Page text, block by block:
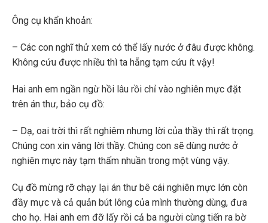
Ông cụ khẩn khoản:
– Các con nghĩ thử xem có thể lấy nước ở đâu được không.
Không cứu được nhiều thì ta hẵng tạm cứu ít vậy!
Hai anh em ngần ngừ hồi lâu rồi chỉ vào nghiên mực đặt
trên án thư, bảo cụ đồ:
– Dạ, oai trời thì rất nghiêm nhưng lời của thầy thì rất trọng.
Chúng con xin vâng lời thầy. Chúng con sẽ dùng nước ở
nghiên mực này tạm thấm nhuần trong một vùng vậy.
Cụ đồ mừng rỡ chạy lại án thư bê cái nghiên mực lớn còn
đầy mực và cả quản bút lông của mình thường dùng, đưa
cho họ. Hai anh em đỡ lấy rồi cả ba người cùng tiến ra bờ